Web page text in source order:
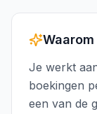
Je werkt
boekingen
een van de